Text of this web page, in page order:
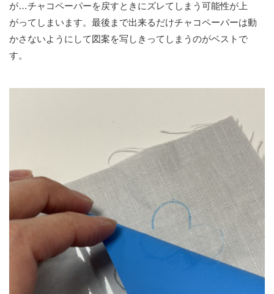
が…チャコペーパーを戻すときにズレてしまう可能性が上
がってしまいます。最後まで出来るだけチャコペーパーは動
かさないようにして図案を写しきってしまうのがベストで
す。